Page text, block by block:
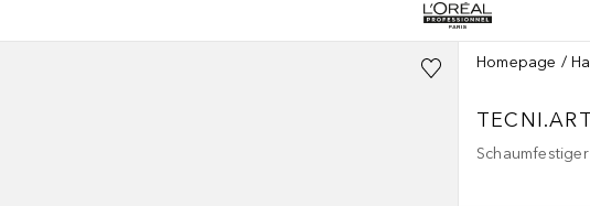
Homepage
TECNI.ART
Schaumfestiger